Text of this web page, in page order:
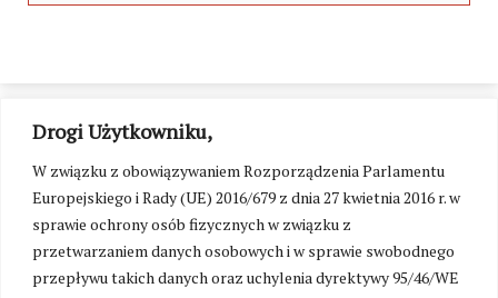
Drogi Użytkowniku,
W związku z obowiązywaniem Rozporządzenia Parlamentu
Europejskiego i Rady (UE) 2016/679 z dnia 27 kwietnia 2016 r. w
sprawie ochrony osób fizycznych w związku z
przetwarzaniem danych osobowych i w sprawie swobodnego
przepływu takich danych oraz uchylenia dyrektywy 95/46/WE